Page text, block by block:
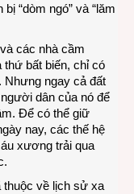
“dòm ngó” và “lăm
các nhà cầm
thứ bất biến, chỉ có
Nhưng ngay cả đất
dân của nó để
Để có thể giữ
nay, các thế hệ
xương trải qua
về lịch sử xa